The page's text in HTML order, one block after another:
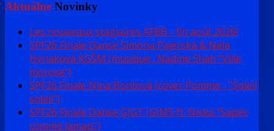
Aktuálne Novinky
Les nouveaux stagiaires AFBB - fin août 2026!
SPF26 Finale Danse Simona Pajerská & Nela
Hyriaková KGŠM (musique : Nadine Shah "Ville
morose")
SPF26 Finale Nina Bontová (cover Pomme - "Soleil
soleil")
SPF26 Finale Danse GJGT (GIMS ft. Niska "Sapés
comme jamais")